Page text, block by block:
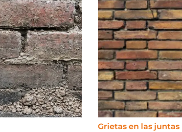
Grietas en las juntas